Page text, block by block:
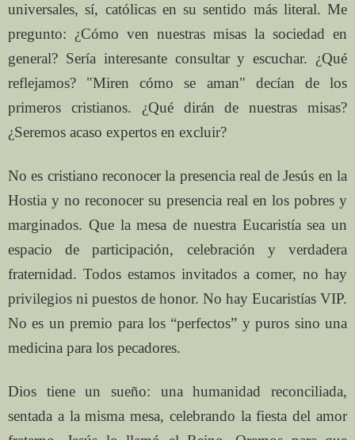
universales, sí, católicas en su sentido más literal. Me
pregunto: ¿Cómo ven nuestras misas la sociedad en
general? Sería interesante consultar y escuchar. ¿Qué
reflejamos? "Miren cómo se aman" decían de los
primeros cristianos. ¿Qué dirán de nuestras misas?
¿Seremos acaso expertos en excluir?
No es cristiano reconocer la presencia real de Jesús en la
Hostia y no reconocer su presencia real en los pobres y
marginados. Que la mesa de nuestra Eucaristía sea un
espacio de participación, celebración y verdadera
fraternidad. Todos estamos invitados a comer, no hay
privilegios ni puestos de honor. No hay Eucaristías VIP.
No es un premio para los “perfectos” y puros sino una
medicina para los pecadores.
Dios tiene un sueño: una humanidad reconciliada,
sentada a la misma mesa, celebrando la fiesta del amor